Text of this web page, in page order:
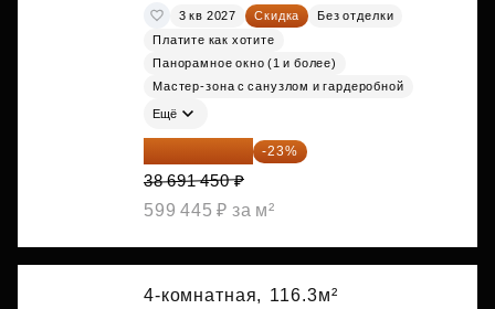
3 кв 2027 Скидка
Без отделки
Платите как хотите
Панорамное окно (1 и более)
Мастер-зона с санузлом и гардеробной
Ещё
29 792 417 ₽ -23%
38 691 450 ₽
599 445 ₽ за м²
4-комнатная, 116.3м²